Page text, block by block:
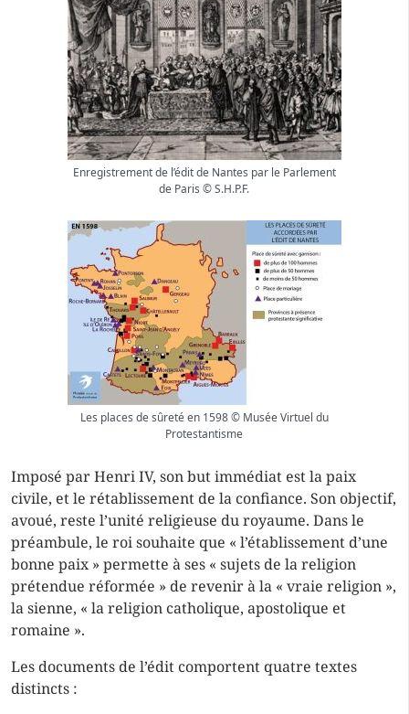
Enregistrement de l’édit de Nantes par le Parlement
de Paris © S.H.P.F.
Les places de sûreté en 1598 © Musée Virtuel du
Protestantisme
Imposé par Henri IV, son but immédiat est la paix
civile, et le rétablissement de la confiance. Son objectif,
avoué, reste l’unité religieuse du royaume. Dans le
préambule, le roi souhaite que « l’établissement d’une
bonne paix » permette à ses « sujets de la religion
prétendue réformée » de revenir à la « vraie religion »,
la sienne, « la religion catholique, apostolique et
romaine ».
Les documents de l’édit comportent quatre textes
distincts :